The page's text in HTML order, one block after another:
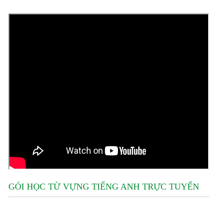
GÓI HỌC TỪ VỰNG TIẾNG ANH TRỰC TUYẾN